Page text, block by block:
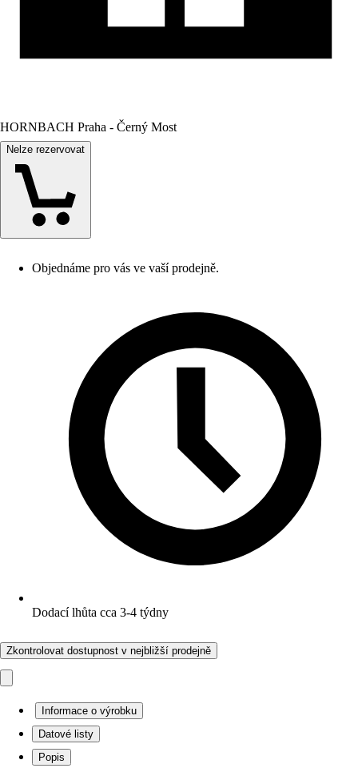
HORNBACH Praha - Černý Most
Nelze rezervovat
Objednáme pro vás ve vaší prodejně.
Dodací lhůta cca 3-4 týdny
Zkontrolovat dostupnost v nejbližší prodejně
Informace o výrobku
Datové listy
Popis